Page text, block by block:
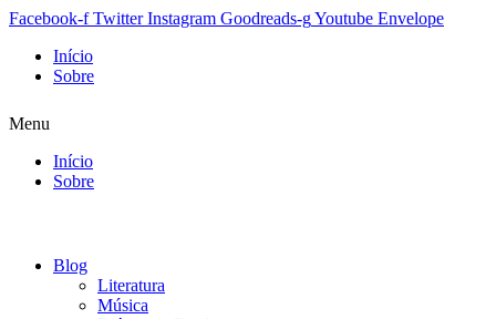
Facebook-f Twitter Instagram Goodreads-gYoutube Envelope
Início
Sobre
Menu
Início
Sobre
Blog
Literatura
Música